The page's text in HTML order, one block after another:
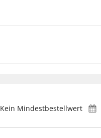
Kein Mindestbestellwert